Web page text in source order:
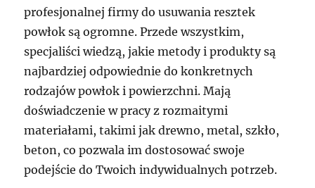
profesjonalnej firmy do usuwania resztek
powłok są ogromne. Przede wszystkim,
specjaliści wiedzą, jakie metody i produkty są
najbardziej odpowiednie do konkretnych
rodzajów powłok i powierzchni. Mają
doświadczenie w pracy z rozmaitymi
materiałami, takimi jak drewno, metal, szkło,
beton, co pozwala im dostosować swoje
podejście do Twoich indywidualnych potrzeb.